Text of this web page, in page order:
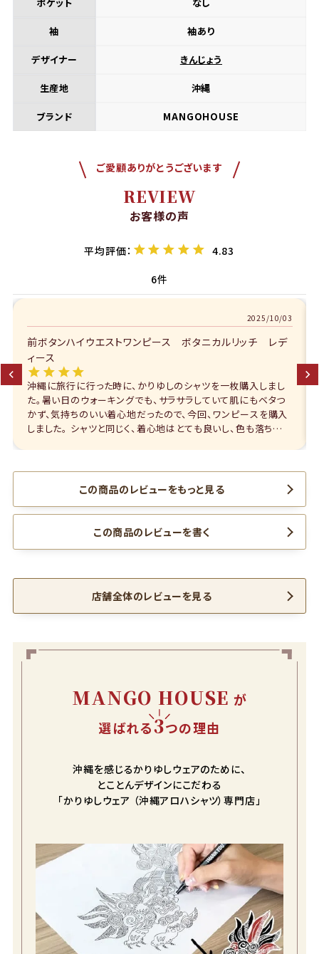
ポケット なし
袖 袖あり
デザイナー きんじょう
生産地 沖縄
ブランド MANGOHOUSE
ご愛顧ありがとうございます
REVIEW
お客様の声
4.83
6
2025/10/03
前ボタンハイウエストワンピース ボタニカルリッチ レデ
ィース
沖縄に旅行に行った時に、かりゆしのシャツを一枚購入しまし
た。暑い日のウォーキングでも、サラサラしていて肌にもベタつ
かず、気持ちのいい着心地だったので、今回、ワンピースを購入
しました。 シャツと同じく、着心地はとても良いし、色も落ち着い
が紹介されていて、それが決め手になりました。太ってしまい、
前ボタンがはまらなくなったら、困るな、と思っていたので。 とて
高齢の女性は、腕に振り袖のように肉がついてしまっていて、こ
のワンピースは、少しお袖が短めなので、脇のあたりのふるふ
う少しお袖が長いものもデザインしていただけたら、と、思いま
す。 ポストへの投函でしたが、とても可愛いマンゴーハウスの赤
フやら、請求書、そして、お礼のハガキまで入っていて、とても嬉
しくなりました。 クリアケース、大切に使っています。
この商品のレビューをもっと見る
この商品のレビューを書く
店舗全体のレビューを見る
MANGO HOUSE が
選ばれる3つの理由
沖縄を感じるかりゆしウェアのために、
とことんデザインにこだわる
「かりゆしウェア （沖縄アロハシャツ）専門店」